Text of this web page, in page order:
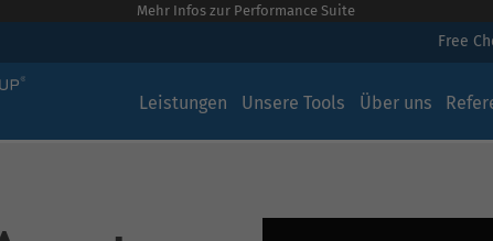
Mehr Infos zur Performance Suite
Free
Leistungen Unsere Tools Über uns